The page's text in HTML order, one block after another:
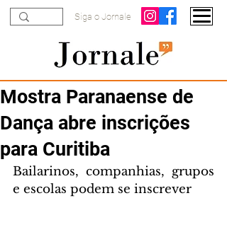
Siga o Jornale
Mostra Paranaense de
Dança abre inscrições
para Curitiba
Bailarinos, companhias, grupos
e escolas podem se inscrever